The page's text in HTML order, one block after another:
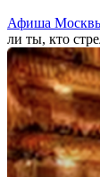
Афиша
ли ты, кто